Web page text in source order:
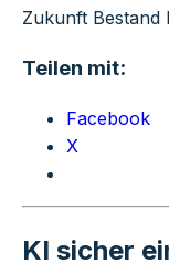
Zukunft Bestand
Teilen mit:
Facebook
X
KI sicher